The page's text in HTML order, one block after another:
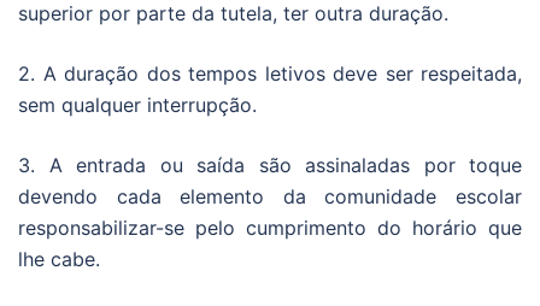
superior por parte da tutela, ter outra duração.
2. A duração dos tempos letivos deve ser respeitada,
sem qualquer interrupção.
3. A entrada ou saída são assinaladas por toque
devendo cada elemento da comunidade escolar
responsabilizar-se pelo cumprimento do horário que
lhe cabe.